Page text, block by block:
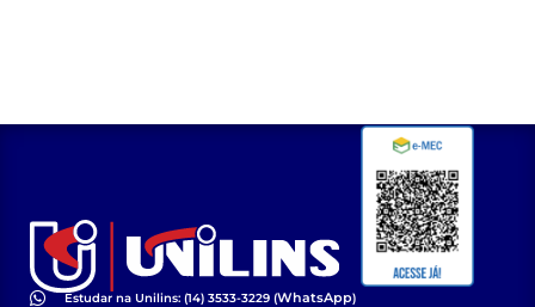
Estudar na Unilins: (14) 3533-3229 (WhatsApp)